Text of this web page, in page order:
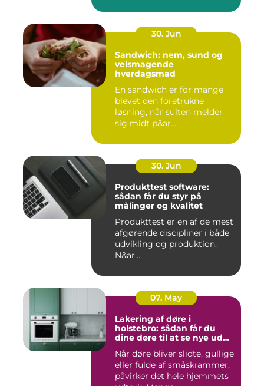
30. Jun
Sandwich: nem, sund og
velsmagende
hverdagsmad
En sandwich er for mange
blevet den foretrukne
løsning, når sulten melder
sig midt p&ar...
30. Jun
Produkttest software:
sådan får du styr på
målinger og kvalitet
Produkttest er en af de mest
afgørende discipliner i både
udvikling og produktion.
N&ar...
07. May
Lakering af døre i
holstebro: sådan får du
dine døre til at se nye ud
Når døre bliver slidte, gullige
eller fulde af småskrammer,
påvirker det hele hjemmets